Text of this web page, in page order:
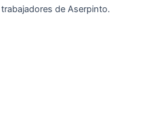
trabajadores de Aserpinto.